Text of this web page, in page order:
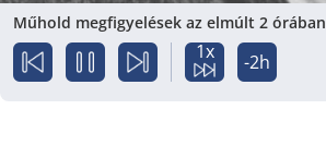
Műhold megfigyelések az elmúlt 2 órában
1x -2h